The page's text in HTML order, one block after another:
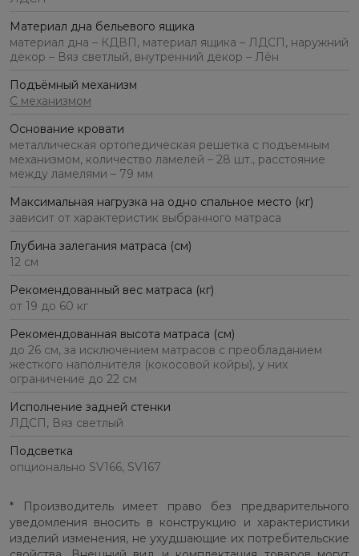
Материал дна бельевого ящика
материал дна – КДВП, материал ящика – ЛДСП, наружний
декор – Вяз светлый, внутренний декор – Лён
Подъёмный механизм
С механизмом
Основание кровати
металлическая ортопедическая решетка с подъемным
механизмом, количество ламелей – 28 шт., расстояние
между ламелями – 79 мм
Максимальная нагрузка на одно спальное место (кг)
зависит от характеристик выбранного матраса
Глубина залегания матраса (см)
12 см
Рекомендованный вес матраса (кг)
от 19 до 60 кг
Рекомендованная высота матраса (см)
до 26 см, за исключением матрасов с преобладанием
жесткого наполнителя (кокосовой койры), у них
ограничение до 22 см
Исполнение задней стенки
ЛДСП, Вяз светлый
Подсветка
опционально SV166, SV167
* Производитель имеет право без предварительного
уведомления вносить в конструкцию и характеристики
изделий изменения, не ухудшающие их потребительские